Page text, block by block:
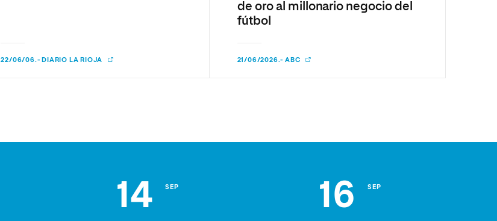
22/06/06.- DIARIO LA RIOJA
de oro al millonario negocio del
fútbol
21/06/2026.- ABC
14 SEP 16 SEP